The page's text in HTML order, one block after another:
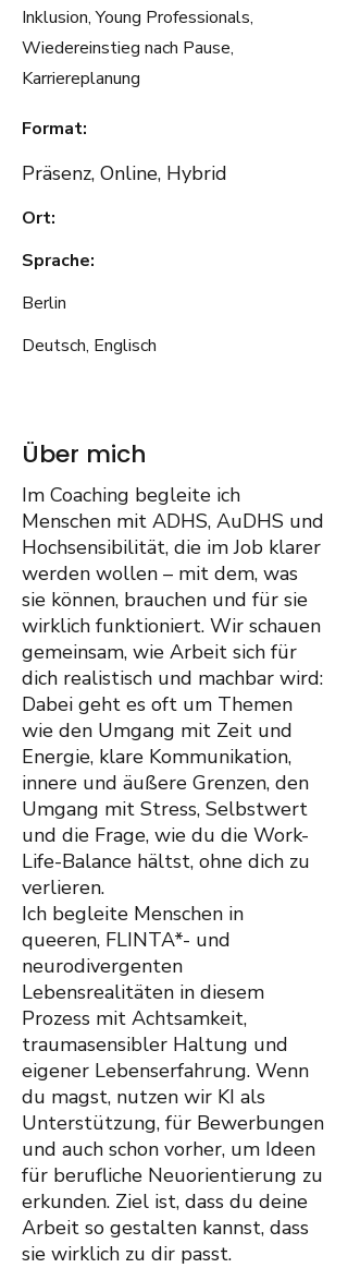
Inklusion, Young Professionals,
Wiedereinstieg nach Pause,
Karriereplanung
Format:
Präsenz, Online, Hybrid
Ort:
Sprache:
Berlin
Deutsch, Englisch
Über mich
Im Coaching begleite ich
Menschen mit ADHS, AuDHS und
Hochsensibilität, die im Job klarer
werden wollen – mit dem, was
sie können, brauchen und für sie
wirklich funktioniert. Wir schauen
gemeinsam, wie Arbeit sich für
dich realistisch und machbar wird:
Dabei geht es oft um Themen
wie den Umgang mit Zeit und
Energie, klare Kommunikation,
innere und äußere Grenzen, den
Umgang mit Stress, Selbstwert
und die Frage, wie du die Work-
Life-Balance hältst, ohne dich zu
verlieren.
Ich begleite Menschen in
queeren, FLINTA*- und
neurodivergenten
Lebensrealitäten in diesem
Prozess mit Achtsamkeit,
traumasensibler Haltung und
eigener Lebenserfahrung. Wenn
du magst, nutzen wir KI als
Unterstützung, für Bewerbungen
und auch schon vorher, um Ideen
für berufliche Neuorientierung zu
erkunden. Ziel ist, dass du deine
Arbeit so gestalten kannst, dass
sie wirklich zu dir passt.